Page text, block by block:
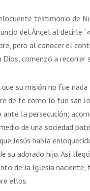
testimonio de
del Ángel al decirle “
pero al conocer el
Dios, comenzó a recorrer
que su misión no fue
de fe como lo fue san
la persecución;
de una sociedad
Jesús había
su adorado hijo. Así
de la Iglesia
ellos.